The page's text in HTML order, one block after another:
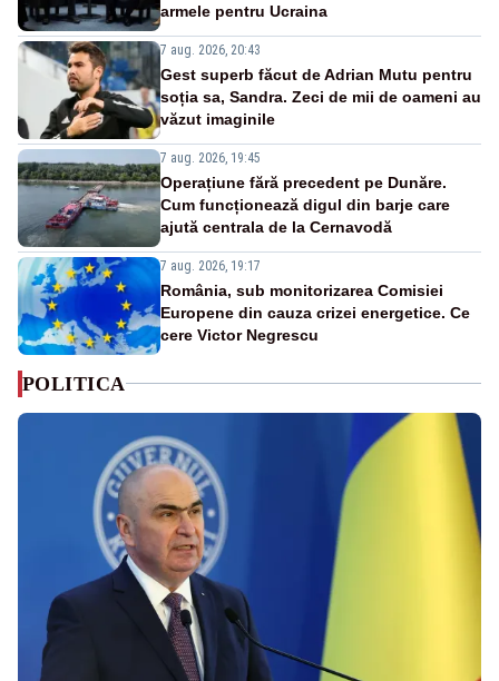
armele pentru Ucraina
7 aug. 2026, 20:43
Gest superb făcut de Adrian Mutu pentru
soția sa, Sandra. Zeci de mii de oameni au
văzut imaginile
7 aug. 2026, 19:45
Operațiune fără precedent pe Dunăre.
Cum funcționează digul din barje care
ajută centrala de la Cernavodă
7 aug. 2026, 19:17
România, sub monitorizarea Comisiei
Europene din cauza crizei energetice. Ce
cere Victor Negrescu
POLITICA